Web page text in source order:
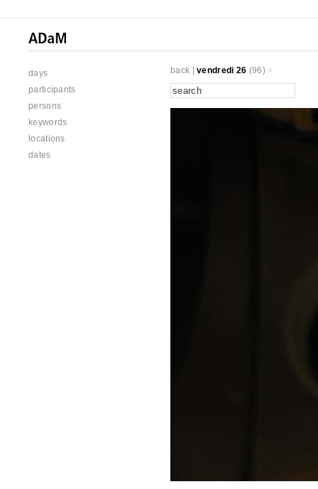
days
participants
persons
keywords
locations
dates
back |vendredi 26 (96)